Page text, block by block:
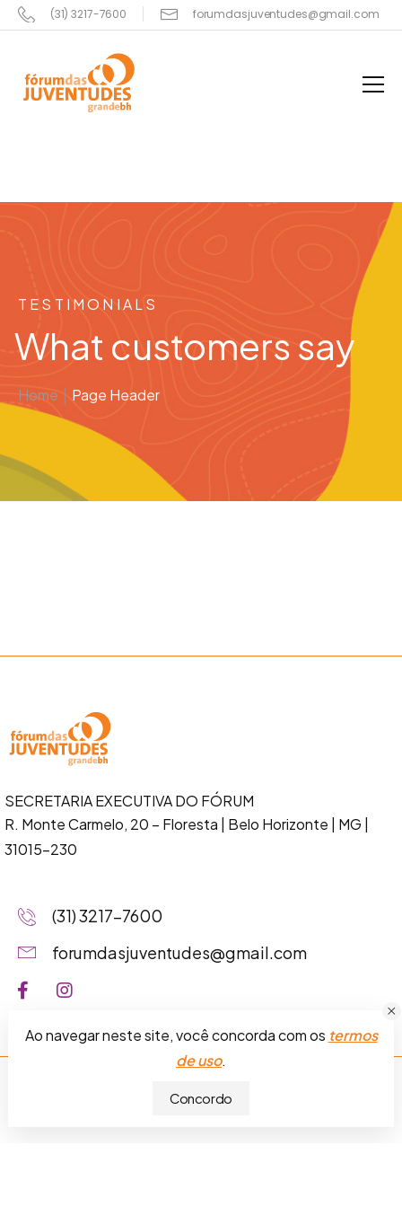
(31) 3217-7600 forumdasjuventudes@gmail.com
TESTIMONIALS
What customers say
Home Page Header
SECRETARIA EXECUTIVA DO FÓRUM
R. Monte Carmelo, 20 – Floresta
| Belo Horizonte | MG |
31015-230
(31) 3217-7600
forumdasjuventudes@gmail.com
Ao navegar neste site, você concorda com os termos
de uso.
Concordo